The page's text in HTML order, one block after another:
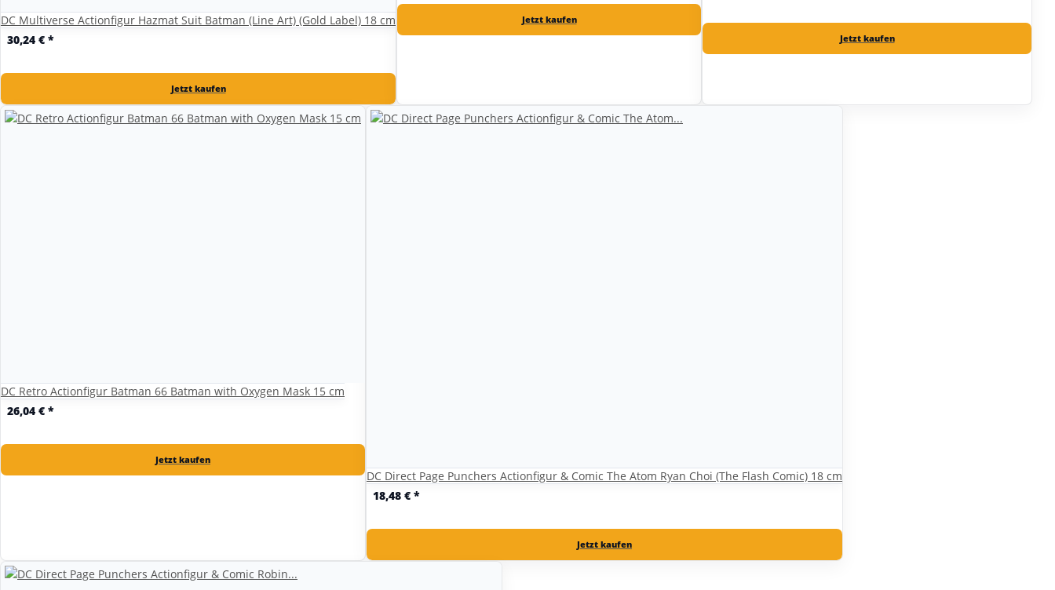
DC Multiverse Actionfigur Hazmat Suit Batman (Line Art) (Gold Label) 18 cm
30,24 € *
Jetzt kaufen
Jetzt kaufen
Jetzt kaufen
DC Retro Actionfigur Batman 66 Batman with Oxygen Mask 15 cm
26,04 € *
Jetzt kaufen
DC Direct Page Punchers Actionfigur & Comic The Atom Ryan Choi (The Flash Comic) 18 cm
18,48 € *
Jetzt kaufen